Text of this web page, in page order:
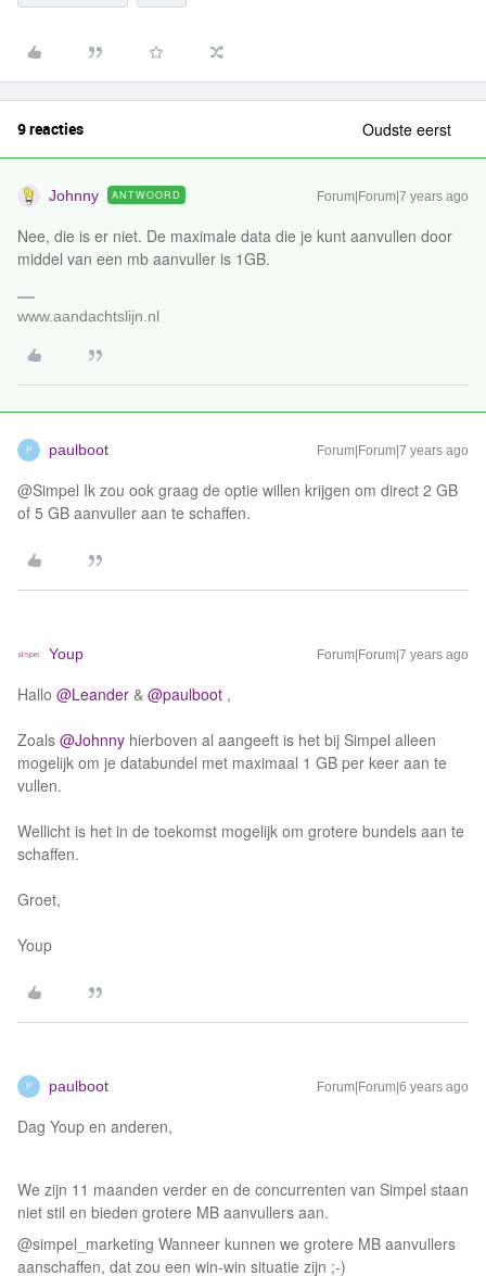
9 reacties Oudste eerst
Johnny ANTWOORD Forum|Forum|7 years ago
Nee, die is er niet. De maximale data die je kunt aanvullen door
middel van een mb aanvuller is 1GB.
www.aandachtslijn.nl
P paulboot Forum|Forum|7 years ago
@Simpel Ik zou ook graag de optie willen krijgen om direct 2 GB
of 5 GB aanvuller aan te schaffen.
Youp Forum|Forum|7 years ago
Hallo @Leander & @paulboot ,
Zoals @Johnny hierboven al aangeeft is het bij Simpel alleen
mogelijk om je databundel met maximaal 1 GB per keer aan te
vullen.
Wellicht is het in de toekomst mogelijk om grotere bundels aan te
schaffen.
Groet,
Youp
P paulboot Forum|Forum|6 years ago
Dag Youp en anderen,
We zijn 11 maanden verder en de concurrenten van Simpel staan
niet stil en bieden grotere MB aanvullers aan.
@simpel_marketing Wanneer kunnen we grotere MB aanvullers
aanschaffen, dat zou een win-win situatie zijn ;-)